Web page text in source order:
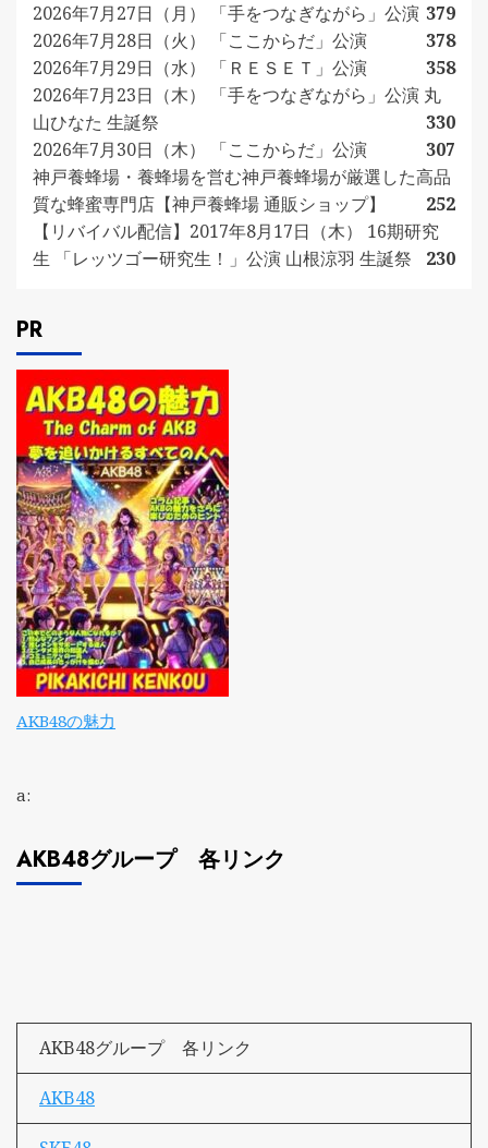
2026年7月27日（月） 「手をつなぎながら」公演 379
2026年7月28日（火） 「ここからだ」公演
378
2026年7月29日（水） 「ＲＥＳＥＴ」公演
358
2026年7月23日（木） 「手をつなぎながら」公演 丸
山ひなた 生誕祭
330
2026年7月30日（木） 「ここからだ」公演
307
神戸養蜂場・養蜂場を営む神戸養蜂場が厳選した高品
質な蜂蜜専門店【神戸養蜂場 通販ショップ】
252
【リバイバル配信】2017年8月17日（木） 16期研究
生 「レッツゴー研究生！」公演 山根涼羽 生誕祭
230
PR
AKB48の魅力
a:
AKB48グループ 各リンク
AKB48グループ 各リンク
AKB48